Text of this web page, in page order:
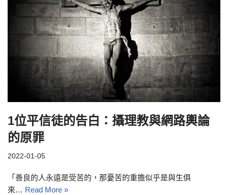
1位平信徒的告白：攝理教與網路輿論
的原罪
2022-01-05
「善良的人永遠是受苦的，那憂苦的重擔似乎是與生俱
來… Read More »